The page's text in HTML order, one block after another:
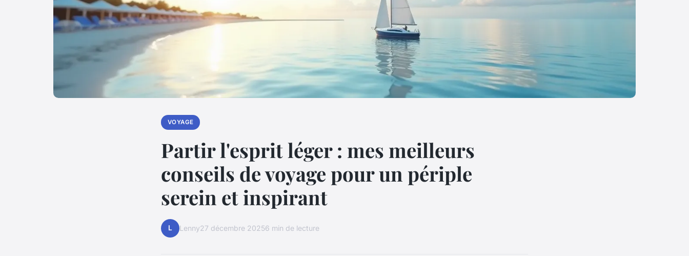
VOYAGE
Partir l'esprit léger : mes meilleurs
conseils de voyage pour un périple
serein et inspirant
L Lenny27 décembre 20256 min de lecture